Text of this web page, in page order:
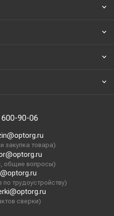
90-06
закупка товара)
общие вопросы)
трудоустройству)
сверки)